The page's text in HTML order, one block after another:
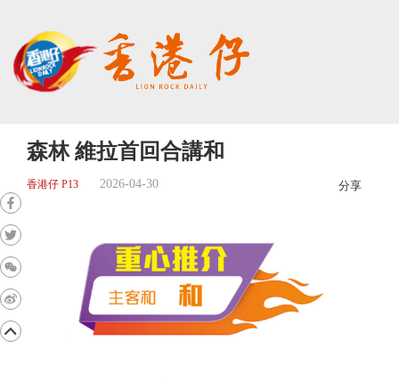
森林 維拉首回合講和
香港仔 P13 2026-04-30 分享